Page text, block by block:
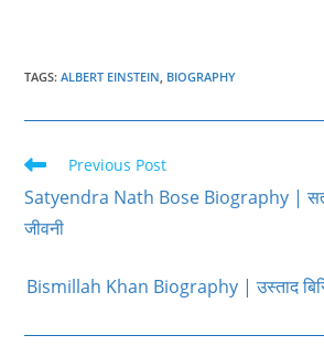
TAGS:ALBERT EINSTEIN, BIOGRAPHY
Read
articles
Previous Post
Satyendra Nath Bose Biography |
जीवनी
Bismillah Khan Biography | उस्ताद